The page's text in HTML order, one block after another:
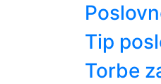
Tip
Torbe